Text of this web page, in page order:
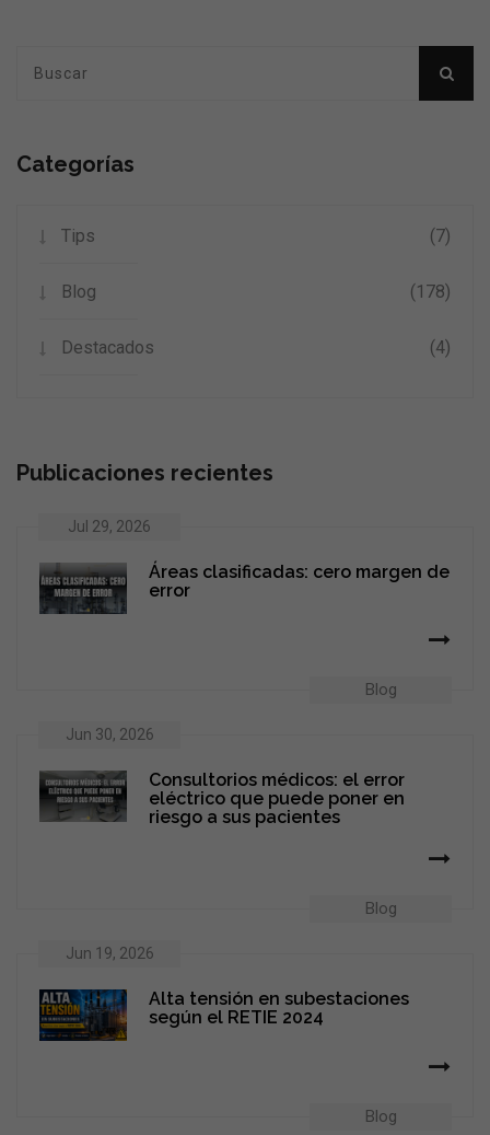
Categorías
Tips (7)
Blog (178)
Destacados (4)
Publicaciones recientes
Jul 29, 2026
Blog
Áreas clasificadas: cero margen de
error
Jun 30, 2026
Blog
Consultorios médicos: el error
eléctrico que puede poner en
riesgo a sus pacientes
Jun 19, 2026
Blog
Alta tensión en subestaciones
según el RETIE 2024